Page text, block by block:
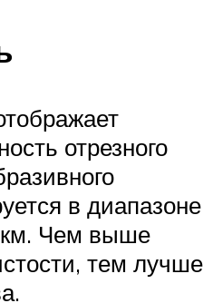
отрезного
в диапазоне
Чем выше
тем лучше